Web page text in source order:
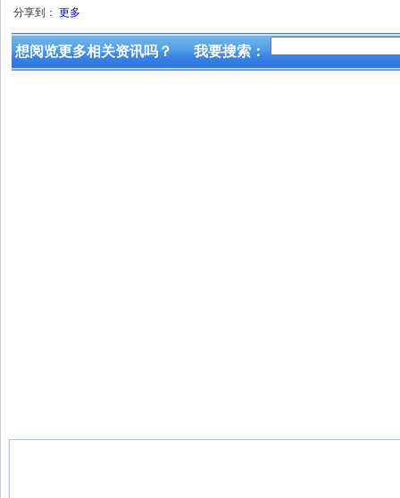
分享到： 更多
想阅览更多相关资讯吗？ 我要搜索：